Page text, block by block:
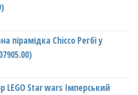
пірамідка Chicco Регбі у
LEGO Star wars Імперський